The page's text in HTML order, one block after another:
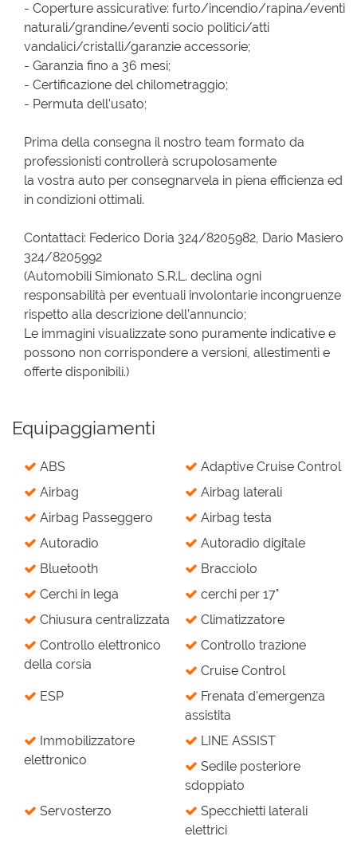
- Coperture assicurative: furto/incendio/rapina/eventi
naturali/grandine/eventi socio politici/atti
vandalici/cristalli/garanzie accessorie;
- Garanzia fino a 36 mesi;
- Certificazione del chilometraggio;
- Permuta dell'usato;
Prima della consegna il nostro team formato da
professionisti controllerà scrupolosamente
la vostra auto per consegnarvela in piena efficienza ed
in condizioni ottimali.
Contattaci: Federico Doria 324/8205982, Dario Masiero
324/8205992
(Automobili Simionato S.R.L. declina ogni
responsabilità per eventuali involontarie incongruenze
rispetto alla descrizione dell’annuncio;
Le immagini visualizzate sono puramente indicative e
possono non corrispondere a versioni, allestimenti e
offerte disponibili.)
Equipaggiamenti
ABS
Adaptive Cruise Control
Airbag
Airbag laterali
Airbag Passeggero
Airbag testa
Autoradio
Autoradio digitale
Bluetooth
Bracciolo
Cerchi in lega
cerchi per 17°
Chiusura centralizzata
Climatizzatore
Controllo elettronico
della corsia
Controllo trazione
Cruise Control
ESP
Frenata d'emergenza
assistita
Immobilizzatore
elettronico
LINE ASSIST
Sedile posteriore
sdoppiato
Servosterzo
Specchietti laterali
elettrici